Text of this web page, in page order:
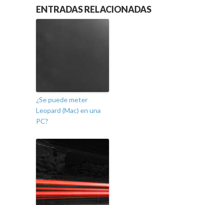
ENTRADAS RELACIONADAS
¿Se puede meter
Leopard (Mac) en una
PC?